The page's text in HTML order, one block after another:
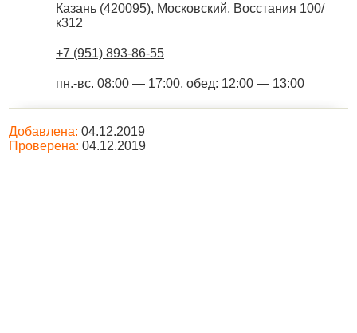
Казань (420095), Московский, Восстания 100/
к312
+7 (951) 893-86-55
пн.-вс. 08:00 — 17:00, обед: 12:00 — 13:00
Добавлена: 04.12.2019
Проверена: 04.12.2019